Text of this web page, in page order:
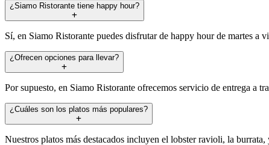
¿Siamo Ristorante tiene happy hour?
Sí, en Siamo Ristorante puedes disfrutar de happy hour de martes a
¿Ofrecen opciones para llevar?
Por supuesto, en Siamo Ristorante ofrecemos servicio de entrega a
¿Cuáles son los platos más populares?
Nuestros platos más destacados incluyen el lobster ravioli, la